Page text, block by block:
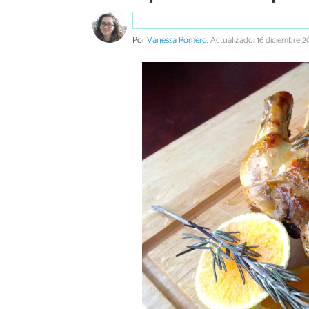
PorVanessa Romero.Actualizado: 16 diciembre